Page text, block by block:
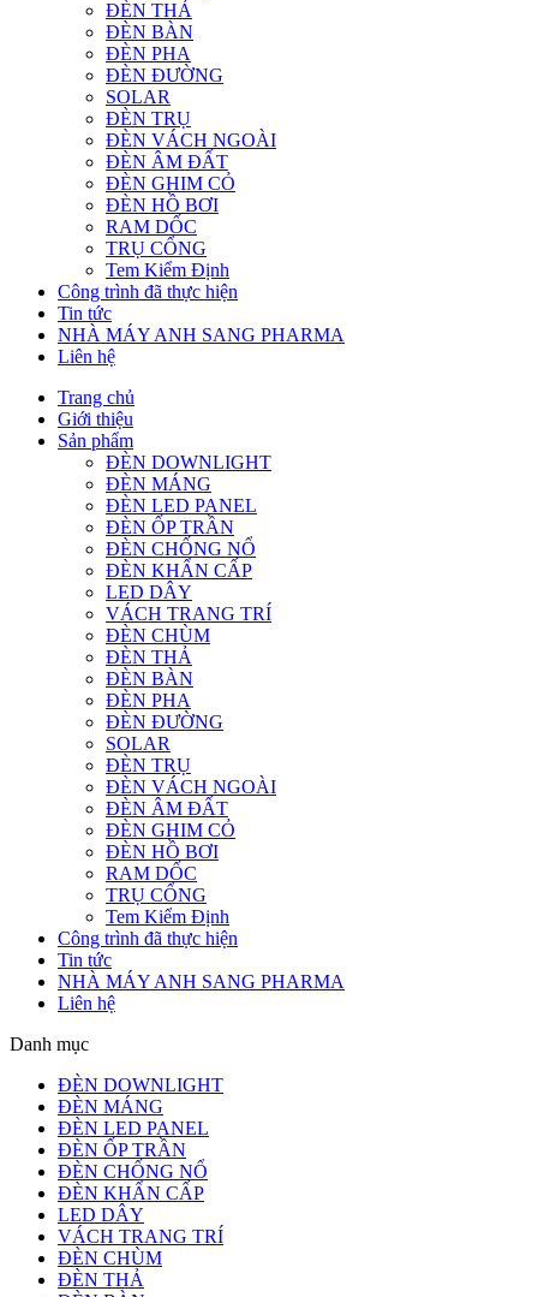
ĐÈN THẢ
ĐÈN BÀN
ĐÈN PHA
ĐÈN ĐƯỜNG
SOLAR
ĐÈN TRỤ
ĐÈN VÁCH NGOÀI
ĐÈN ÂM ĐẤT
ĐÈN GHIM CỎ
ĐÈN HỒ BƠI
RAM DỐC
TRỤ CỔNG
Tem Kiểm Định
Công trình đã thực hiện
Tin tức
NHÀ MÁY ANH SANG PHARMA
Liên hệ
Trang chủ
Giới thiệu
Sản phẩm
ĐÈN DOWNLIGHT
ĐÈN MÁNG
ĐÈN LED PANEL
ĐÈN ỐP TRẦN
ĐÈN CHỐNG NỔ
ĐÈN KHẨN CẤP
LED DÂY
VÁCH TRANG TRÍ
ĐÈN CHÙM
ĐÈN THẢ
ĐÈN BÀN
ĐÈN PHA
ĐÈN ĐƯỜNG
SOLAR
ĐÈN TRỤ
ĐÈN VÁCH NGOÀI
ĐÈN ÂM ĐẤT
ĐÈN GHIM CỎ
ĐÈN HỒ BƠI
RAM DỐC
TRỤ CỔNG
Tem Kiểm Định
Công trình đã thực hiện
Tin tức
NHÀ MÁY ANH SANG PHARMA
Liên hệ
Danh mục
ĐÈN DOWNLIGHT
ĐÈN MÁNG
ĐÈN LED PANEL
ĐÈN ỐP TRẦN
ĐÈN CHỐNG NỔ
ĐÈN KHẨN CẤP
LED DÂY
VÁCH TRANG TRÍ
ĐÈN CHÙM
ĐÈN THẢ